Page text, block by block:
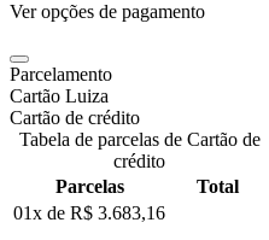
Ver opções de pagamento
Parcelamento
Cartão Luiza
Cartão de crédito
Tabela de parcelas de Cartão de
crédito
Parcelas
Total
01x de R$ 3.683,16